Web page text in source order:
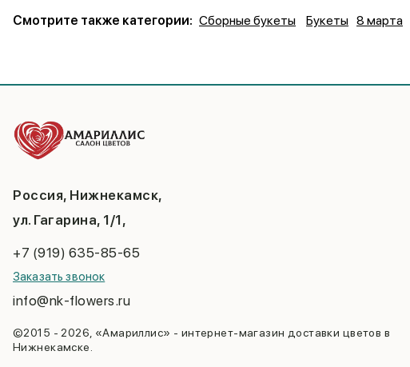
Смотрите также категории: Сборные букеты Букеты 8 марта
Россия, Нижнекамск,
ул. Гагарина, 1/1,
+7 (919) 635-85-65
Заказать звонок
info@nk-flowers.ru
©2015 - 2026, «Амариллис» - интернет-магазин доставки цветов в
Нижнекамске.